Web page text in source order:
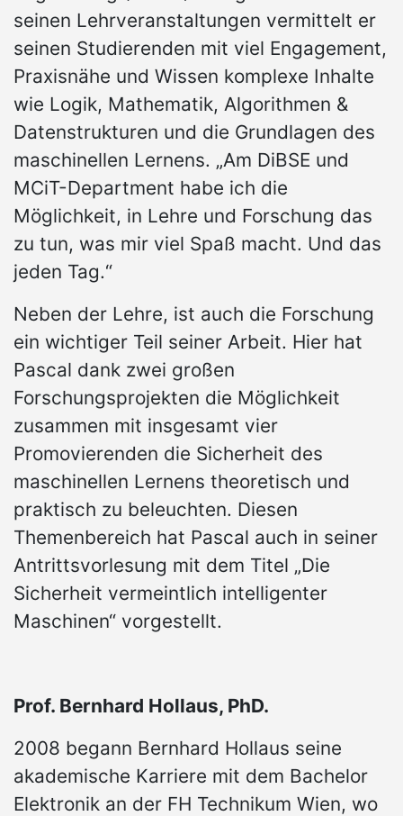
seinen Lehrveranstaltungen vermittelt er
seinen Studierenden mit viel Engagement,
Praxisnähe und Wissen komplexe Inhalte
wie Logik, Mathematik, Algorithmen &
Datenstrukturen und die Grundlagen des
maschinellen Lernens. „Am DiBSE und
MCiT-Department habe ich die
Möglichkeit, in Lehre und Forschung das
zu tun, was mir viel Spaß macht. Und das
jeden Tag.“
Neben der Lehre, ist auch die Forschung
ein wichtiger Teil seiner Arbeit. Hier hat
Pascal dank zwei großen
Forschungsprojekten die Möglichkeit
zusammen mit insgesamt vier
Promovierenden die Sicherheit des
maschinellen Lernens theoretisch und
praktisch zu beleuchten. Diesen
Themenbereich hat Pascal auch in seiner
Antrittsvorlesung mit dem Titel „Die
Sicherheit vermeintlich intelligenter
Maschinen“ vorgestellt.
Prof. Bernhard Hollaus, PhD.
2008 begann Bernhard Hollaus seine
akademische Karriere mit dem Bachelor
Elektronik an der FH Technikum Wien, wo